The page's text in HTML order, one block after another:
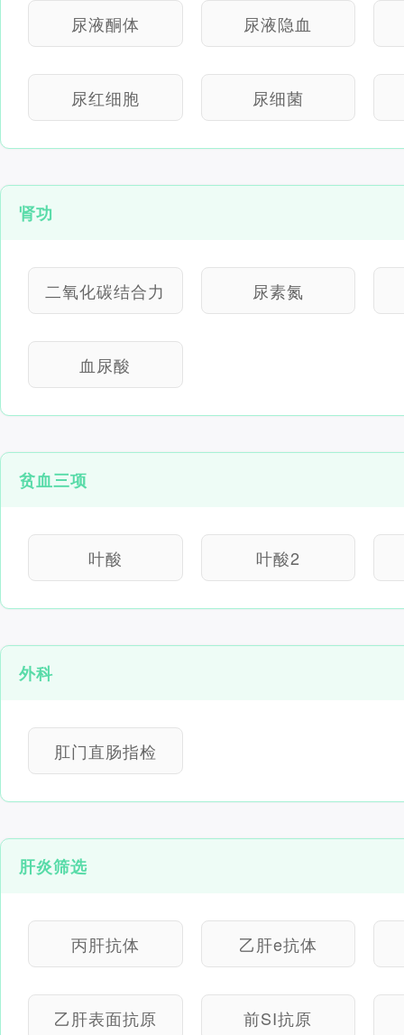
尿液酮体 尿液隐血
尿红细胞 尿细菌
肾功
二氧化碳结合力 尿素氮
血尿酸
贫血三项
叶酸 叶酸2
外科
肛门直肠指检
肝炎筛选
丙肝抗体 乙肝e抗体
乙肝表面抗原 前SI抗原